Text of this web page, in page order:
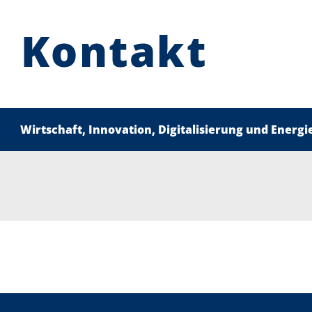
Kontakt
Wirtschaft, Innovation, Digitalisierung und